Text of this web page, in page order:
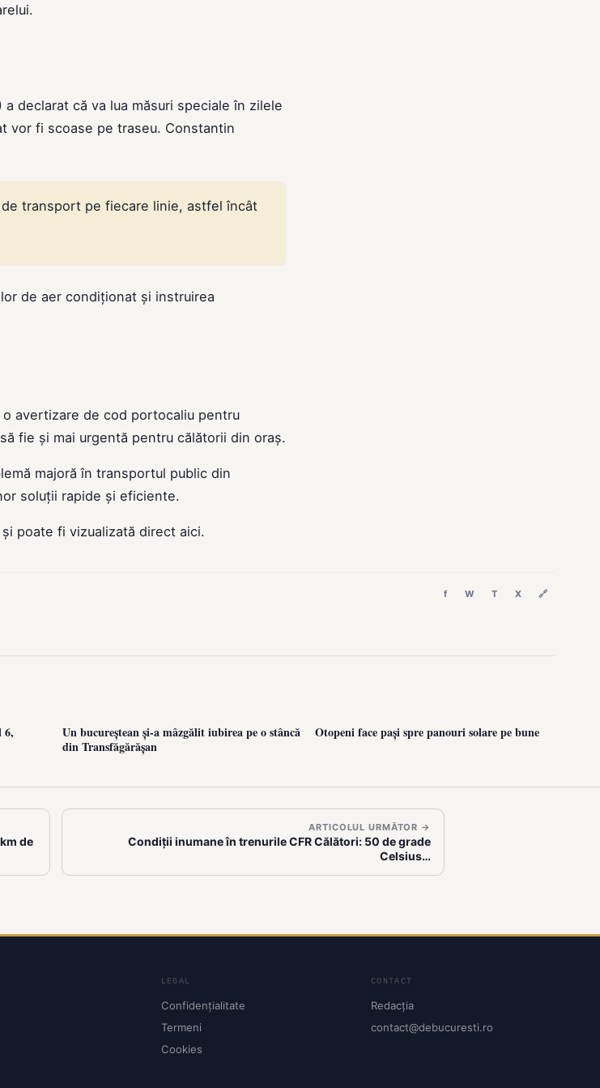
declarat că va lua măsuri speciale în zilele
vor fi scoase pe traseu. Constantin
transport pe fiecare linie, astfel încât
de aer condiționat și instruirea
avertizare de cod portocaliu pentru
fie și mai urgentă pentru călătorii din oraș.
majoră în transportul public din
soluții rapide și eficiente.
și poate fi vizualizată direct aici.
f W T X 🔗
6,
Un bucureștean și-a mâzgălit iubirea pe o stâncă
din Transfăgărășan
Otopeni face pași spre panouri solare pe bune
de
ARTICOLUL URMĂTOR →
Condiții inumane în trenurile CFR Călători: 50 de grade
Celsius…
LEGAL
Confidențialitate
Termeni
Cookies
CONTACT
Redacția
contact@debucuresti.ro